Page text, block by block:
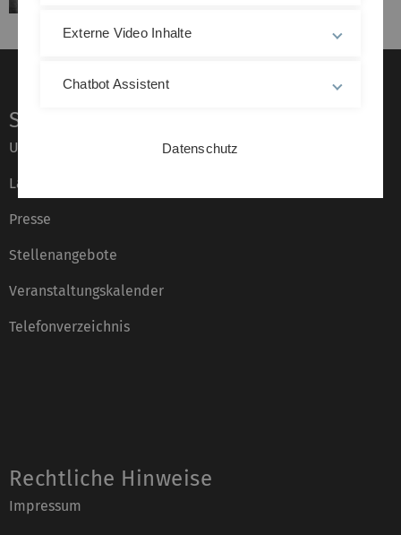
Service
Universität von A–Z
Lagepläne
Presse
Stellenangebote
Veranstaltungskalender
Telefonverzeichnis
Rechtliche Hinweise
Impressum
Externe Video Inhalte
Chatbot Assistent
Datenschutz